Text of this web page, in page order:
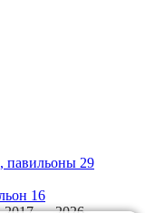
павильоны 29
16